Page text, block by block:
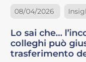
08/04/2026
Lo sai che…
colleghi può
trasferimento